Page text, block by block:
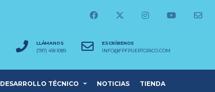
LLÁMANOS
(787) 418-1089
ESCRÍBENOS
INFO@FPFPUERTORICO.COM
DESARROLLO TÉCNICO NOTICIAS TIENDA